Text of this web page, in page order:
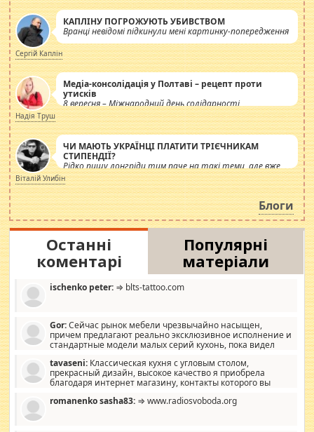
КАПЛІНУ ПОГРОЖУЮТЬ УБИВСТВОМ
Вранці невідомі підкинули мені картинку-попередження
Сергій Каплін
Медіа-консолідація у Полтаві – рецепт проти
утисків
8 вересня – Міжнародний день солідарності
журналістів.
Надія Труш
ЧИ МАЮТЬ УКРАЇНЦІ ПЛАТИТИ ТРІЄЧНИКАМ
СТИПЕНДІЇ?
Рідко пишу лонгріди тим паче на такі теми, але вже
просто дістало! Обурюють сьогоднішні інсенуації
навколо стипендіального питання. Штучно
роздувається ще одна соціальна катастрофа.
Віталій Улибін
Блоги
Останні
коментарі
Популярні
матеріали
ischenko peter: ⇒ blts-tattoo.com
Gor:Сейчас рынок мебели чрезвычайно насыщен,
причем предлагают реально эксклюзивное исполнение и
стандартные модели малых серий кухонь, пока видел
стандартные формы, в MebelOk, креативненько и что главное -
со вкусом все в порядке, без ненужных наворотов удорожающих
мебель, а это не последний фактор.
tavaseni: Классическая кухня с угловым столом,
прекрасный дизайн, высокое качество я приобрела
благодаря интернет магазину, контакты которого вы
romanenko sasha83: ⇒ www.radiosvoboda.org